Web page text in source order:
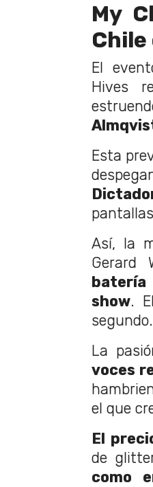
My
Chile
El
Hives
Esta
Así, la
Gerard
batería
show.
segundo.
La
voces
el que
El
de
como